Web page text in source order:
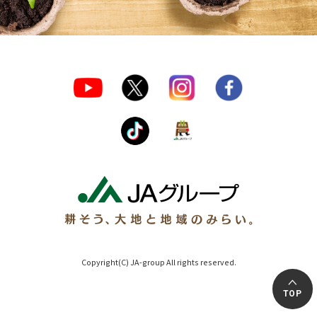
Copyright(C) JA-group All rights reserved.
TOP